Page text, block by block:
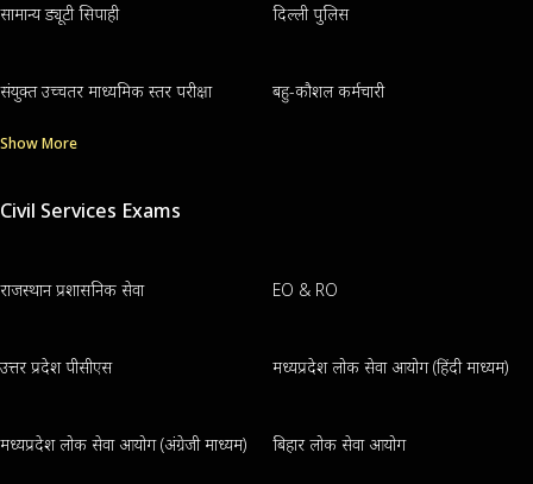
सामान्य ड्यूटी सिपाही दिल्ली पुलिस
संयुक्त उच्चतर माध्यमिक स्तर परीक्षा बहु-कौशल कर्मचारी
Show More
Civil Services Exams
राजस्थान प्रशासनिक सेवा EO & RO
उत्तर प्रदेश पीसीएस मध्यप्रदेश लोक सेवा आयोग (हिंदी माध्यम)
मध्यप्रदेश लोक सेवा आयोग (अंग्रेजी माध्यम) बिहार लोक सेवा आयोग